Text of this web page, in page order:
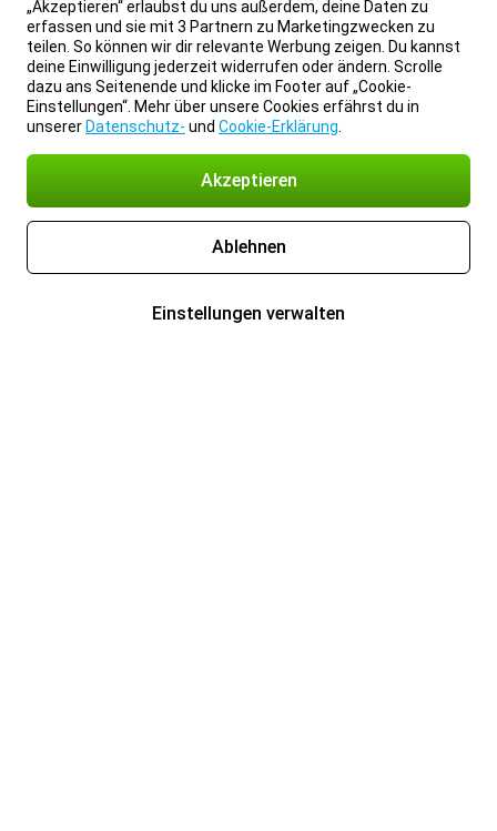
„Akzeptieren“ erlaubst du uns außerdem, deine Daten zu
erfassen und sie mit 3 Partnern zu Marketingzwecken zu
teilen. So können wir dir relevante Werbung zeigen. Du kannst
deine Einwilligung jederzeit widerrufen oder ändern. Scrolle
dazu ans Seitenende und klicke im Footer auf „Cookie-
Einstellungen“. Mehr über unsere Cookies erfährst du in
unserer Datenschutz- und Cookie-Erklärung
Akzeptieren
Ablehnen
Einstellungen verwalten